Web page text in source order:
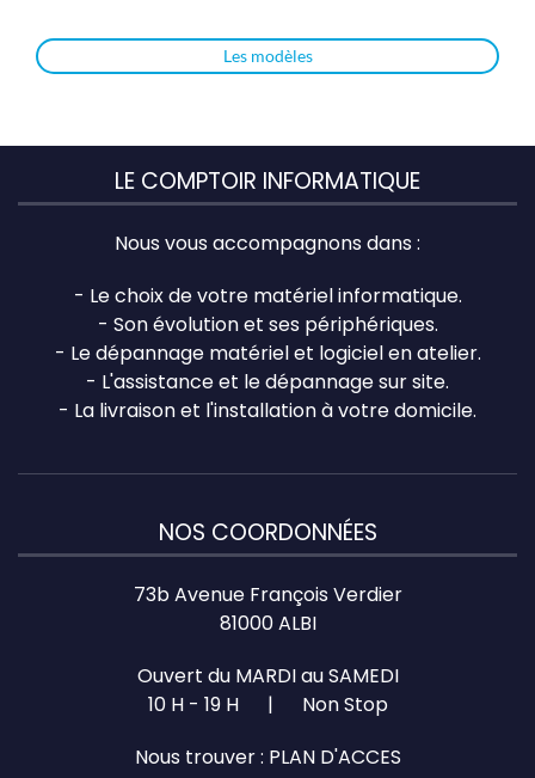
Les modèles
LE COMPTOIR INFORMATIQUE
Nous vous accompagnons dans :
- Le choix de votre matériel informatique.
- Son évolution et ses périphériques.
- Le dépannage matériel et logiciel en atelier.
- L'assistance et le dépannage sur site.
- La livraison et l'installation à votre domicile.
NOS COORDONNÉES
73b Avenue François Verdier
81000 ALBI
Ouvert du MARDI au SAMEDI
10 H - 19 H | Non Stop
Nous trouver : PLAN D'ACCES